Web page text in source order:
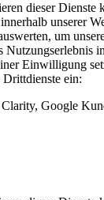
dieser
unserer
um
Nutzungserlebnis
Einwilligung
Drittdienste ein:
Google